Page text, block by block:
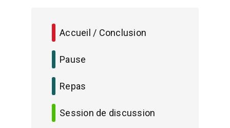
Accueil / Conclusion
Pause
Repas
Session de discussion